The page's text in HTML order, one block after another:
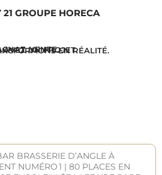
21 GROUPE HORECA
VENTE.
AVEZ UN PROJET.EN RÉALITÉ.